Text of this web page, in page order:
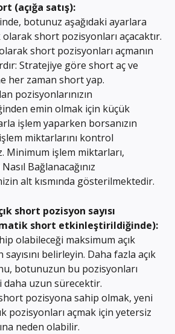
(açığa satış):
botunuz aşağıdaki ayarlara
short pozisyonları açacaktır.
short pozisyonları açmanın
Stratejiye göre short aç ve
her zaman short yap.
pozisyonlarınızın
emin olmak için küçük
işlem yaparken borsanızın
miktarlarını kontrol
Minimum işlem miktarları,
Bağlanacağınız
alt kısmında gösterilmektedir.
short pozisyon sayısı
short etkinleştirildiğinde):
olabileceği maksimum açık
belirleyin. Daha fazla açık
botunuzun bu pozisyonları
uzun sürecektir.
pozisyona sahip olmak, yeni
pozisyonları açmak için yetersiz
neden olabilir.